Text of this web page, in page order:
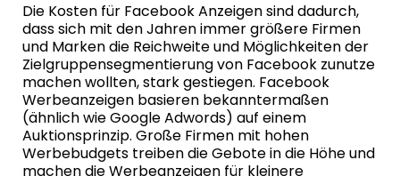
Die Kosten für Facebook Anzeigen sind dadurch,
dass sich mit den Jahren immer größere Firmen
und Marken die Reichweite und Möglichkeiten der
Zielgruppensegmentierung von Facebook zunutze
machen wollten, stark gestiegen. Facebook
Werbeanzeigen basieren bekanntermaßen
(ähnlich wie Google Adwords) auf einem
Auktionsprinzip. Große Firmen mit hohen
Werbebudgets treiben die Gebote in die Höhe und
machen die Werbeanzeigen für kleinere